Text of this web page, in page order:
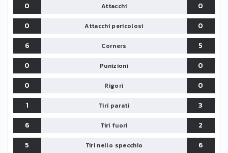
0
Attacchi
0
0
Attacchi pericolosi
0
6
Corners
5
0
Punizioni
0
0
Rigori
0
1
Tiri parati
3
6
Tiri fuori
2
5
Tiri nello specchio 6